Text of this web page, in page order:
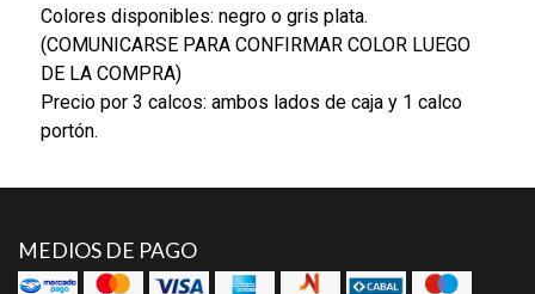
Colores disponibles: negro o gris plata.
(COMUNICARSE PARA CONFIRMAR COLOR LUEGO
DE LA COMPRA)
Precio por 3 calcos: ambos lados de caja y 1 calco
portón.
MEDIOS DE PAGO